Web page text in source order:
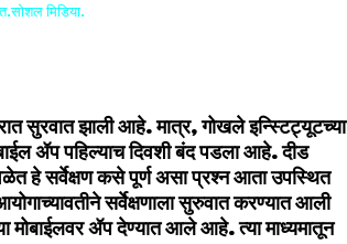
मिडिया.
सुरवात झाली आहे. मात्र, गोखले इन्स्टिट्यूटच्या
ॲप पहिल्याच दिवशी बंद पडला आहे. दीड
हे सर्वेक्षण कसे पूर्ण असा प्रश्न आता उपस्थित
सर्वेक्षणाला सुरुवात करण्यात आली
मोबाईलवर ॲप देण्यात आले आहे. त्या माध्यमातून